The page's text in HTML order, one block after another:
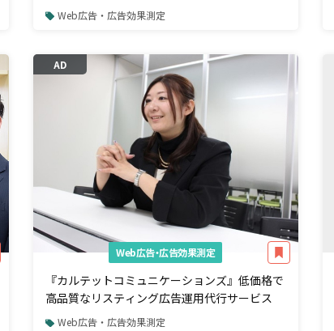
Web広告・広告効果測定
AD
Web広告・広告効果測定
『カルテットコミュニケーションズ』低価格で
高品質なリスティング広告運用代行サービス
Web広告・広告効果測定